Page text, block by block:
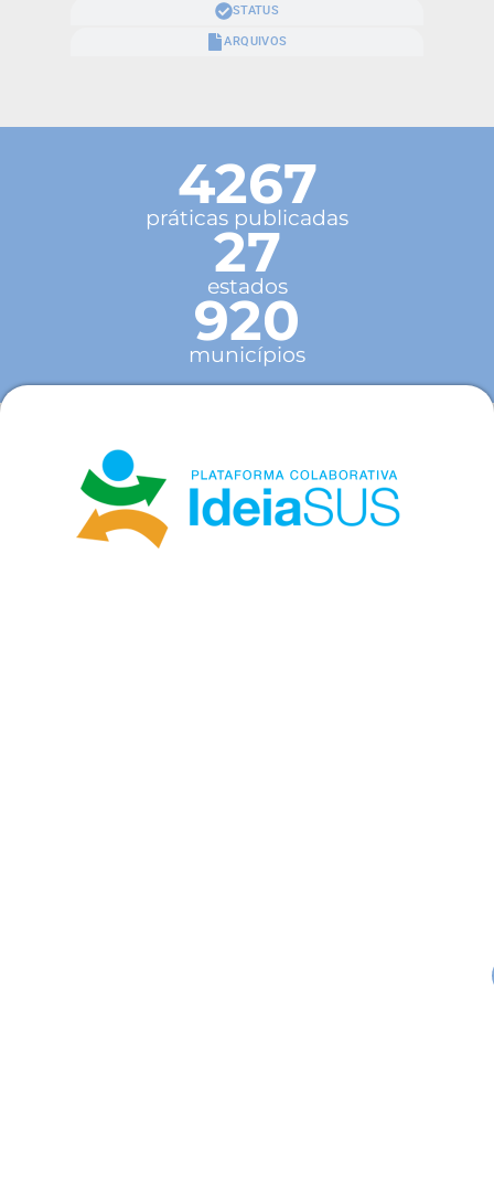
STATUS
ARQUIVOS
4267
práticas publicadas
27
estados
920
municípios